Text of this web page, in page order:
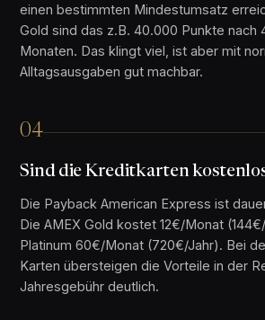
einen bestimmten Mindestumsatz
Gold sind das z.B. 40.000 Punkte nach
Monaten. Das klingt viel, ist aber mit
Alltagsausgaben gut machbar.
04
Sind die Kreditkarten
Die Payback American Express ist
Die AMEX Gold kostet 12€/Monat
Platinum 60€/Monat (720€/Jahr). Bei
Karten übersteigen die Vorteile in der
Jahresgebühr deutlich.